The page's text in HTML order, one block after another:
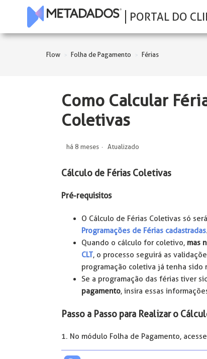
PORTAL DO
Flow Folha de Pagamento Férias
Como Calcular
Coletivas
há 8 meses Atualizado
Cálculo de Férias Coletivas
Pré-requisitos
O Cálculo de Férias Coletivas só
Programações de Férias cadastradas.
Quando o cálculo for coletivo, mas
CLT, o processo seguirá as
programação coletiva já tenha sido
Se a programação das férias tiver
pagamento, insira essas
Passo a Passo para Realizar o
1. No módulo Folha de Pagamento,